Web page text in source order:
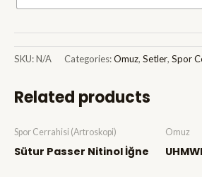
SKU:N/A Categories:Omuz, Setler, Spor
Related products
Spor Cerrahisi (Artroskopi)
Sütur Passer Nitinol İğne
Omuz